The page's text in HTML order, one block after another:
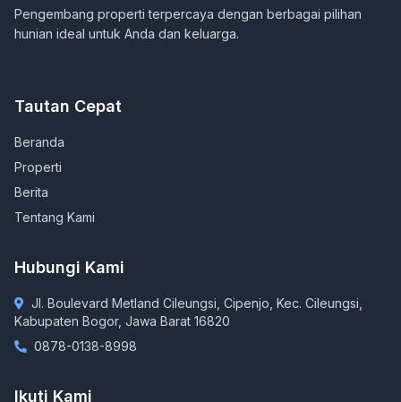
Pengembang properti terpercaya dengan berbagai pilihan
hunian ideal untuk Anda dan keluarga.
Tautan Cepat
Beranda
Properti
Berita
Tentang Kami
Hubungi Kami
Jl. Boulevard Metland Cileungsi, Cipenjo, Kec. Cileungsi,
Kabupaten Bogor, Jawa Barat 16820
0878-0138-8998
Ikuti Kami